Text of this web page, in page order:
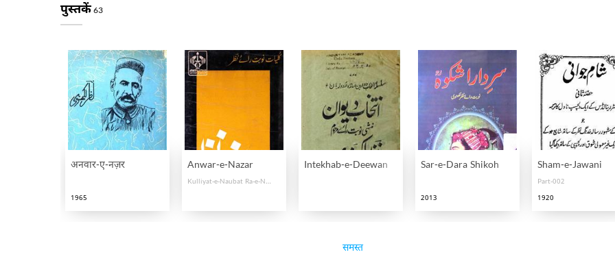
पुस्तकें 63
अनवार-ए-नज़र
1965
Anwar-e-Nazar
Kulliyat-e-Naubat Ra-e-Nazar
Intekhab-e-Deewan Sar-e-Dara Shikoh
2013
Sham-e-Jawani
Part-002
1920
समस्त